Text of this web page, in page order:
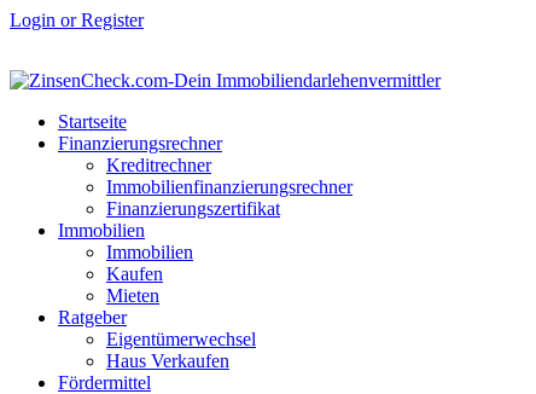
Login or Register
Startseite
Finanzierungsrechner
Kreditrechner
Immobilienfinanzierungsrechner
Finanzierungszertifikat
Immobilien
Immobilien
Kaufen
Mieten
Ratgeber
Eigentümerwechsel
Haus Verkaufen
Fördermittel